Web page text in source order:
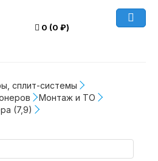
0 (0 ₽)
сплит-системы
Монтаж и ТО
(7,9)